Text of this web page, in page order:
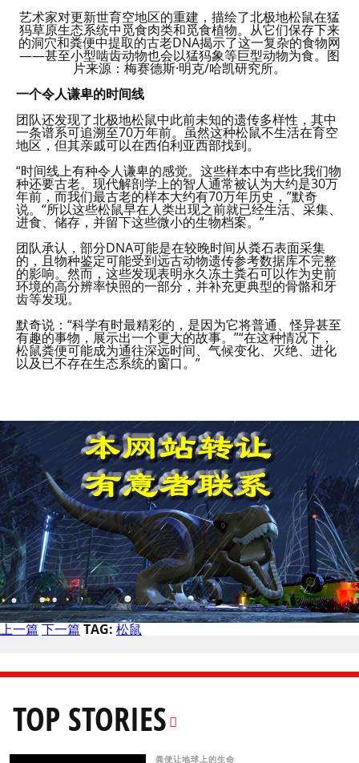
艺术家对更新世育空地区的重建，描绘了北极地松鼠在猛
犸草原生态系统中觅食肉类和觅食植物。从它们保存下来
的洞穴和粪便中提取的古老DNA揭示了这一复杂的食物网
——甚至小型啮齿动物也会以猛犸象等巨型动物为食。图
片来源：梅赛德斯·明克/哈凯研究所。
一个令人谦卑的时间线
团队还发现了北极地松鼠中此前未知的遗传多样性，其中
一条谱系可追溯至70万年前。虽然这种松鼠不生活在育空
地区，但其亲戚可以在西伯利亚西部找到。
“时间线上有种令人谦卑的感觉。这些样本中有些比我们物
种还要古老。现代解剖学上的智人通常被认为大约是30万
年前，而我们最古老的样本大约有70万年历史，”默奇
说。“所以这些松鼠早在人类出现之前就已经生活、采集、
进食、储存，并留下这些微小的生物档案。”
团队承认，部分DNA可能是在较晚时间从粪石表面采集
的，且物种鉴定可能受到远古动物遗传参考数据库不完整
的影响。然而，这些发现表明永久冻土粪石可以作为史前
环境的高分辨率快照的一部分，并补充更典型的骨骼和牙
齿等发现。
默奇说：“科学有时最精彩的，是因为它将普通、怪异甚至
有趣的事物，展示出一个更大的故事。”“在这种情况下，
松鼠粪便可能成为通往深远时间、气候变化、灭绝、进化
以及已不存在生态系统的窗口。”
上一篇 下一篇 TAG: 松鼠
TOP STORIES
粪便让地球上的生命